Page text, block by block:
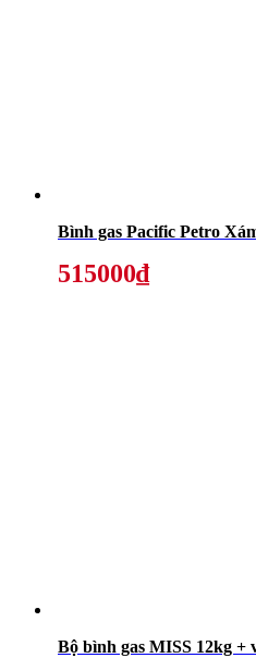
Bình gas Pacific Petro
515000₫
Bộ bình gas MISS 12kg +